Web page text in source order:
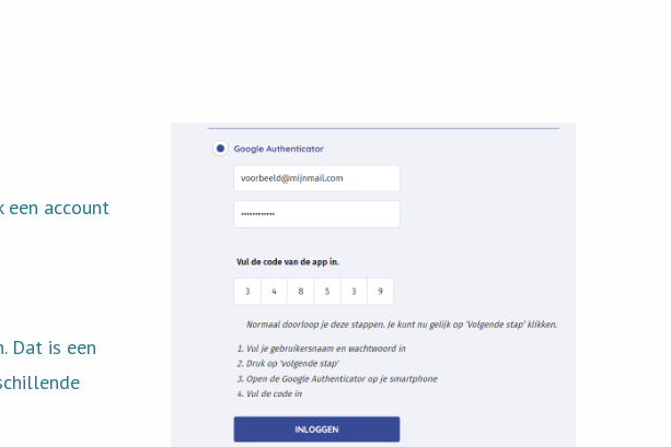
account
Dat is een